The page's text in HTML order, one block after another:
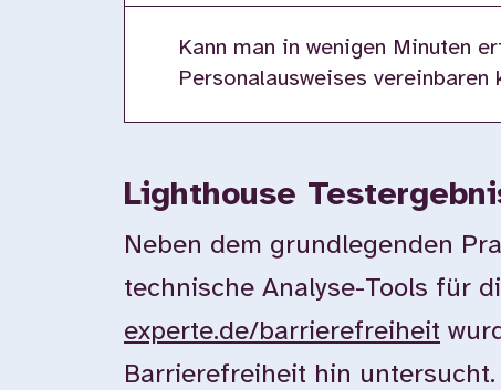
Kann man in wenigen Minuten
Personalausweises vereinbaren
Lighthouse
Neben dem grundlegenden
technische Analyse-Tools für
experte.de/barrierefreiheit
Barrierefreiheit hin